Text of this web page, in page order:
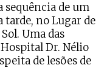
sequência de um
tarde, no Lugar de
Uma das
Dr. Nélio
de lesões de